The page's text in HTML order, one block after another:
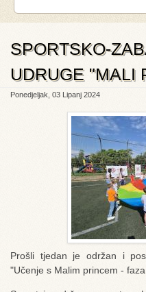
SPORTSKO-
UDRUGE "MALI
Ponedjeljak, 03 Lipanj 2024
Prošli tjedan je održan i
"Učenje s Malim princem -